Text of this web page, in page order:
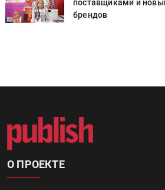
поставщиками и
брендов
О ПРОЕКТЕ